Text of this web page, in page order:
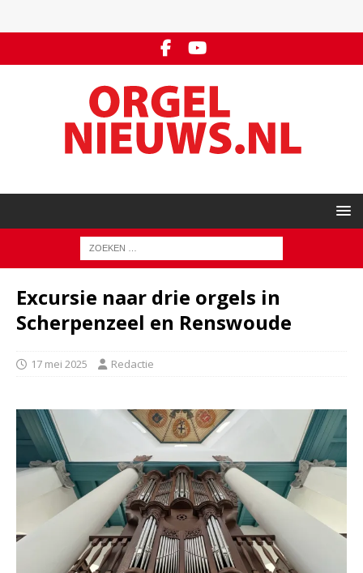
Excursie naar drie orgels in
Scherpenzeel en Renswoude
17 mei 2025 Redactie